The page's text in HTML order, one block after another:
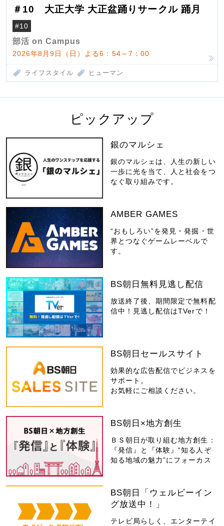
＃10 大正大学 大正盆踊りサークル 踊月
#10
部活 on Campus
2026年8月9日（日）よる6：54～7：00
ライフスタイル ヒューマン
ピックアップ
銀のマルシェ
銀のマルシェは、人生の新しい
一歩に光を当て、人と社会をつ
なぐ取り組みです。
AMBER GAMES
“おもしろい”を発見・発掘・世
界とつなぐゲームレーベルで
す。
BS朝日無料見逃し配信
放送終了後、期間限定で無料配
信中！見逃し配信はTVerで！
BS朝日セールスサイト
効果的な広告配信でビジネスを
サポート。
お気軽にご相談ください。
BS朝日×地方創生
ＢＳ朝日が取り組む地方創生：
『発信』と『体験』“知る人ぞ
知る地域の魅力”にフォーカス
BS朝日「ウェルビーイン
グ放送中！」
テレビ局らしく、エンターテイ